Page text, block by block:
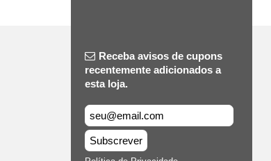
Receba avisos de cupons
recentemente adicionados a
esta loja.
Subscrever